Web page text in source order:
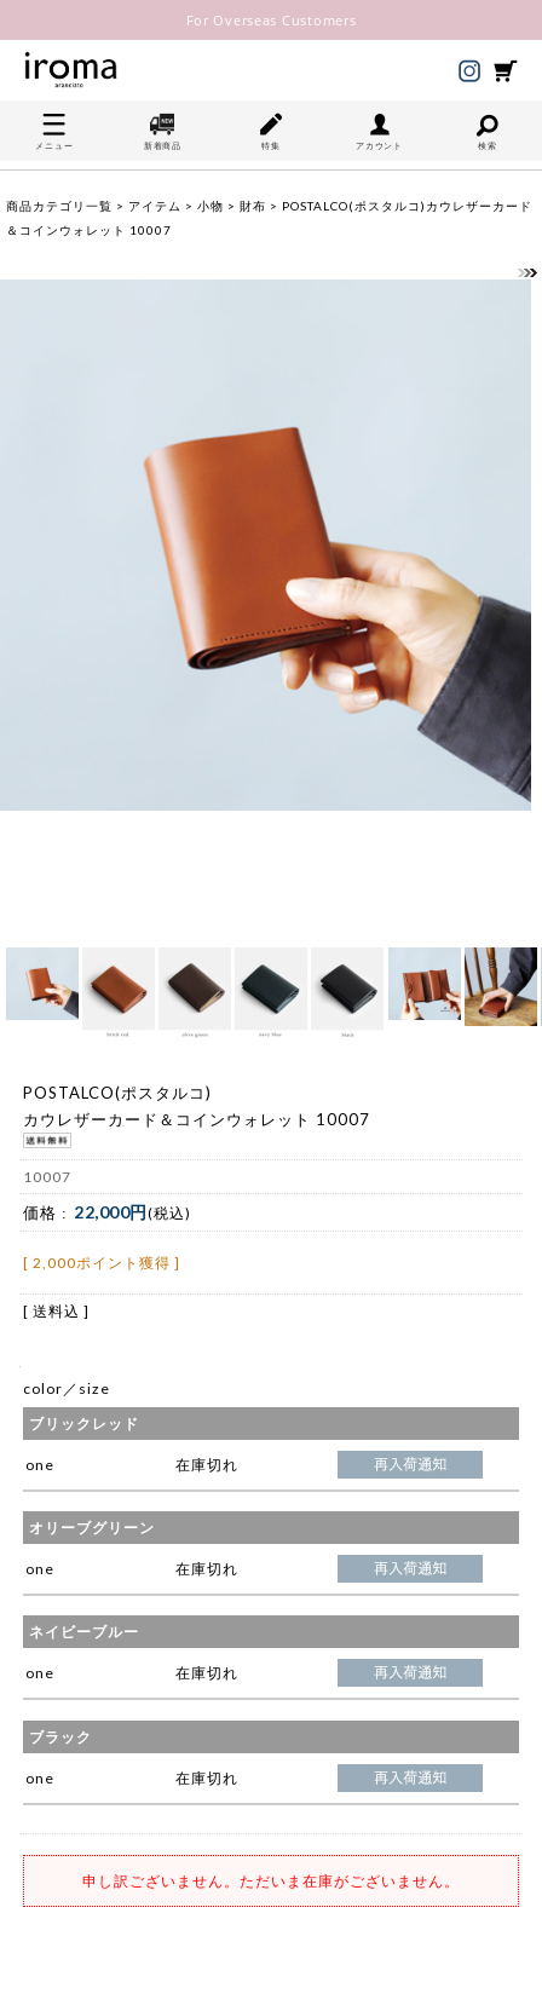
For Overseas Customers
メニュー 新着商品 特集 アカウント 検索
商品カテゴリ一覧 > アイテム > 小物 > 財布 > POSTALCO(ポスタルコ)カウレザーカード
＆コインウォレット 10007
POSTALCO(ポスタルコ)
カウレザーカード＆コインウォレット 10007
10007
価格 : 22,000円(税込)
[ 2,000ポイント獲得 ]
[ 送料込 ]
color／size
ブリックレッド
one 在庫切れ
オリーブグリーン
one 在庫切れ
ネイビーブルー
one 在庫切れ
ブラック
one 在庫切れ
申し訳ございません。ただいま在庫がございません。